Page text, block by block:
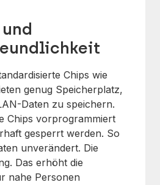
Chips wie
genug Speicherplatz,
Daten zu speichern.
Chips vorprogrammiert
gesperrt werden. So
unverändert. Die
Das erhöht die
nahe Personen